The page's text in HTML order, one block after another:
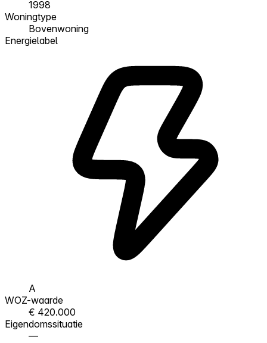
1998
Woningtype
Bovenwoning
Energielabel
A
WOZ-waarde
€ 420.000
Eigendomssituatie
—